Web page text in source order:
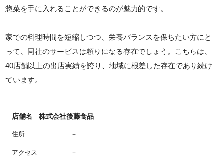
惣菜を手に入れることができるのが魅力的です。
家での料理時間を短縮しつつ、栄養バランスを保ちたい方にと
って、同社のサービスは頼りになる存在でしょう。こちらは、
40店舗以上の出店実績を誇り、地域に根差した存在であり続け
ています。
店舗名 株式会社後藤食品
住所 －
アクセス －